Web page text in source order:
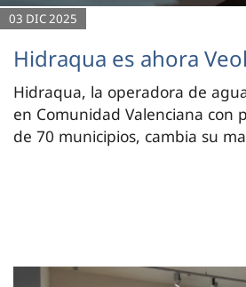
03 DIC 2025
Hidraqua es ahora
Hidraqua, la operadora de
en Comunidad Valenciana con
de 70 municipios, cambia su